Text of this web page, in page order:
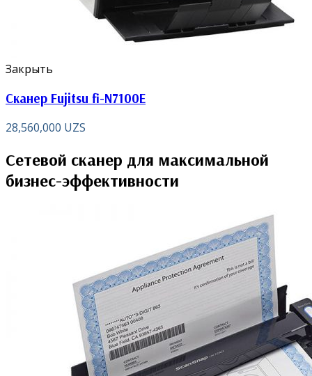
Закрыть
Сканер Fujitsu fi-N7100E
28,560,000 UZS
Сетевой сканер для максимальной
бизнес-эффективности